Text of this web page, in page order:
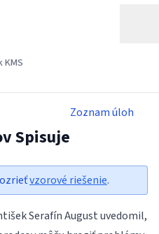
KMS
Zoznam úloh
Spisuje
vzorové riešenie.
Serafín August uvedomil,